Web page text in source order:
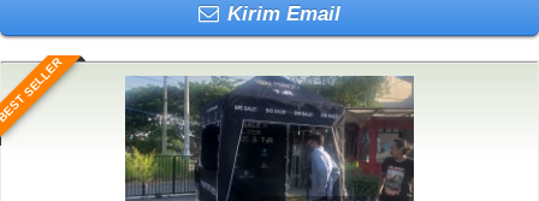
Kirim Email
SELLER